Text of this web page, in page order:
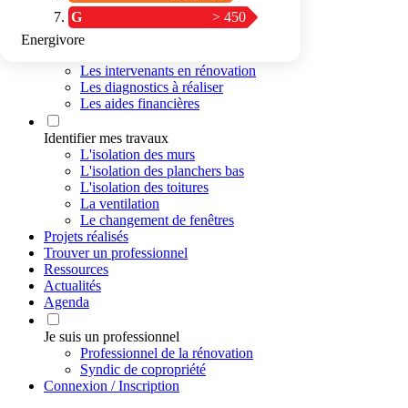
Les intervenants en rénovation
Les diagnostics à réaliser
Les aides financières
Identifier mes travaux
L'isolation des murs
L'isolation des planchers bas
L'isolation des toitures
La ventilation
Le changement de fenêtres
Projets réalisés
Trouver un professionnel
Ressources
Actualités
Agenda
Je suis un professionnel
Professionnel de la rénovation
Syndic de copropriété
Connexion / Inscription
G
> 450
Energivore